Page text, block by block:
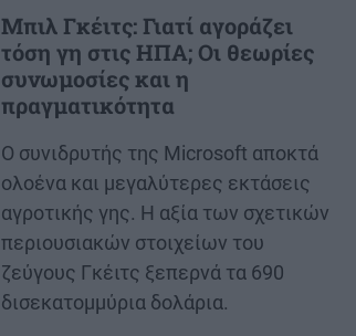
Μπιλ Γκέιτς: Γιατί αγοράζει
τόση γη στις ΗΠΑ; Οι θεωρίες
συνωμοσίες και η
πραγματικότητα
Body
Ο συνιδρυτής της Microsoft αποκτά
ολοένα και μεγαλύτερες εκτάσεις
αγροτικής γης. Η αξία των σχετικών
περιουσιακών στοιχείων του
ζεύγους Γκέιτς ξεπερνά τα 690
δισεκατομμύρια δολάρια.